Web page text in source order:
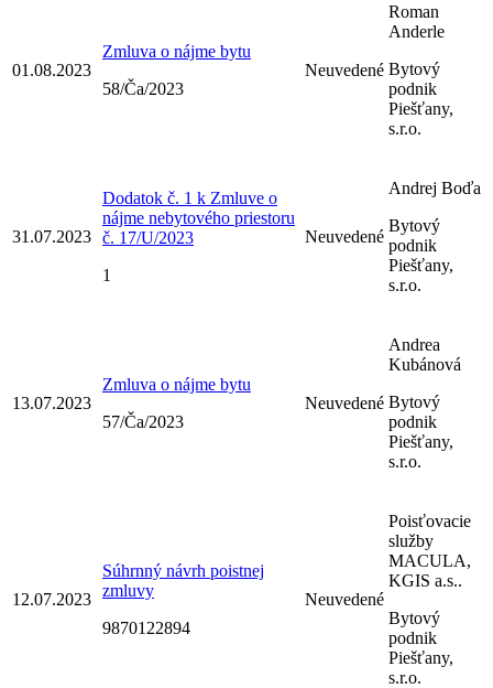
01.08.2023
Zmluva o nájme bytu
58/Ča/2023
Neuvedené
Roman
Anderle
Bytový
podnik
Piešťany,
s.r.o.
31.07.2023
Dodatok č. 1 k Zmluve o
nájme nebytového priestoru
č. 17/U/2023
1
Neuvedené
Andrej Boďa
Bytový
podnik
Piešťany,
s.r.o.
13.07.2023
Zmluva o nájme bytu
57/Ča/2023
Neuvedené
Andrea
Kubánová
Bytový
podnik
Piešťany,
s.r.o.
12.07.2023
Súhrnný návrh poistnej
zmluvy
9870122894
Neuvedené
Poisťovacie
služby
MACULA,
KGIS a.s..
Bytový
podnik
Piešťany,
s.r.o.